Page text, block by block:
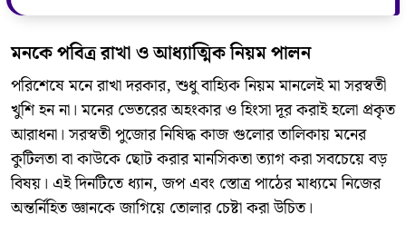
মনকে পবিত্র রাখা ও আধ্যাত্মিক নিয়ম পালন
পরিশেষে মনে রাখা দরকার, শুধু বাহ্যিক নিয়ম মানলেই মা সরস্বতী
খুশি হন না। মনের ভেতরের অহংকার ও হিংসা দূর করাই হলো প্রকৃত
আরাধনা। সরস্বতী পুজোর নিষিদ্ধ কাজ গুলোর তালিকায় মনের
কুটিলতা বা কাউকে ছোট করার মানসিকতা ত্যাগ করা সবচেয়ে বড়
বিষয়। এই দিনটিতে ধ্যান, জপ এবং স্তোত্র পাঠের মাধ্যমে নিজের
অন্তর্নিহিত জ্ঞানকে জাগিয়ে তোলার চেষ্টা করা উচিত।